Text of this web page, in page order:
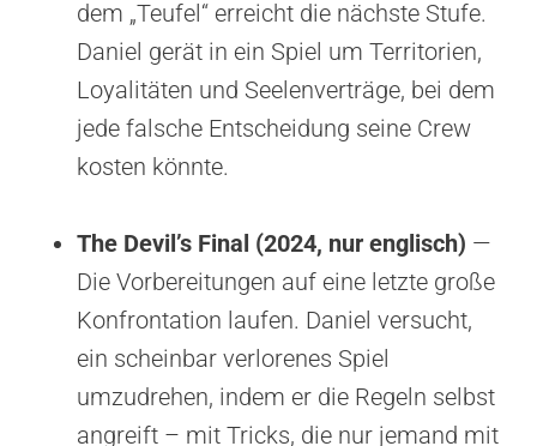
dem „Teufel“ erreicht die nächste Stufe.
Daniel gerät in ein Spiel um Territorien,
Loyalitäten und Seelenverträge, bei dem
jede falsche Entscheidung seine Crew
kosten könnte.
The Devil’s Final (2024, nur englisch) —
Die Vorbereitungen auf eine letzte große
Konfrontation laufen. Daniel versucht,
ein scheinbar verlorenes Spiel
umzudrehen, indem er die Regeln selbst
angreift – mit Tricks, die nur jemand mit